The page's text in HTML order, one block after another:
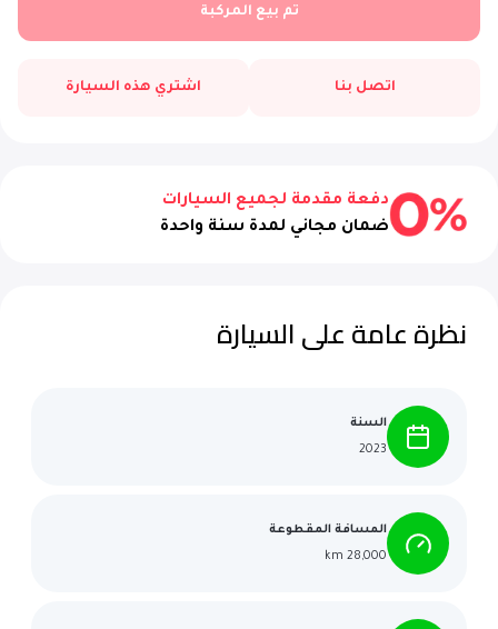
تم بيع المركبة
اتصل بنا اشتري هذه السيارة
دفعة مقدمة لجميع السيارات
ضمان مجاني لمدة سنة واحدة
نظرة عامة على السيارة
السنة
2023
المسافة المقطوعة
28,000 km